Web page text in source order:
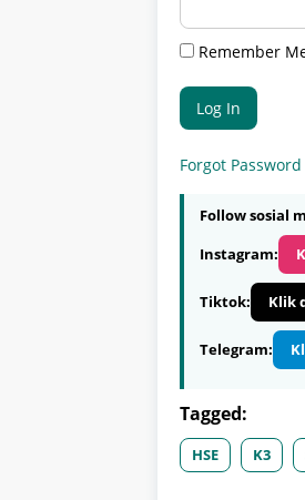
Remember
Forgot Password
Follow sosial
Instagram:
Tiktok: Klik
Telegram:
Tagged:
HSE K3